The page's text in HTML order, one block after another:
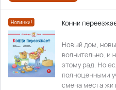
Новинки! Конни
Новый дом,
волнительно, и
этому рад. Но
полноценными
смена места